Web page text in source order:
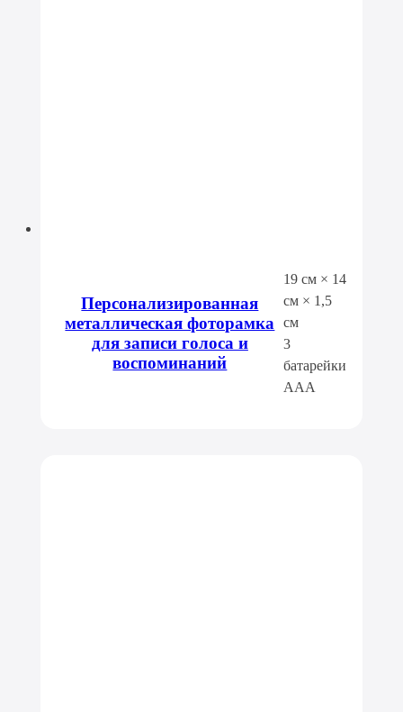
Персонализированная
металлическая фоторамка
для записи голоса и
воспоминаний
19 см × 14
см × 1,5
см
3
батарейки
AAA